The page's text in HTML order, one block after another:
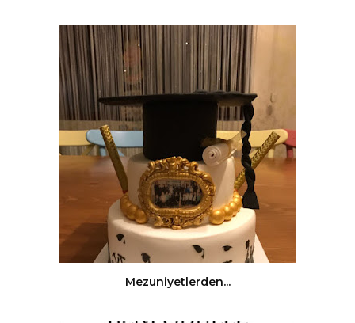
Mezuniyetlerden...